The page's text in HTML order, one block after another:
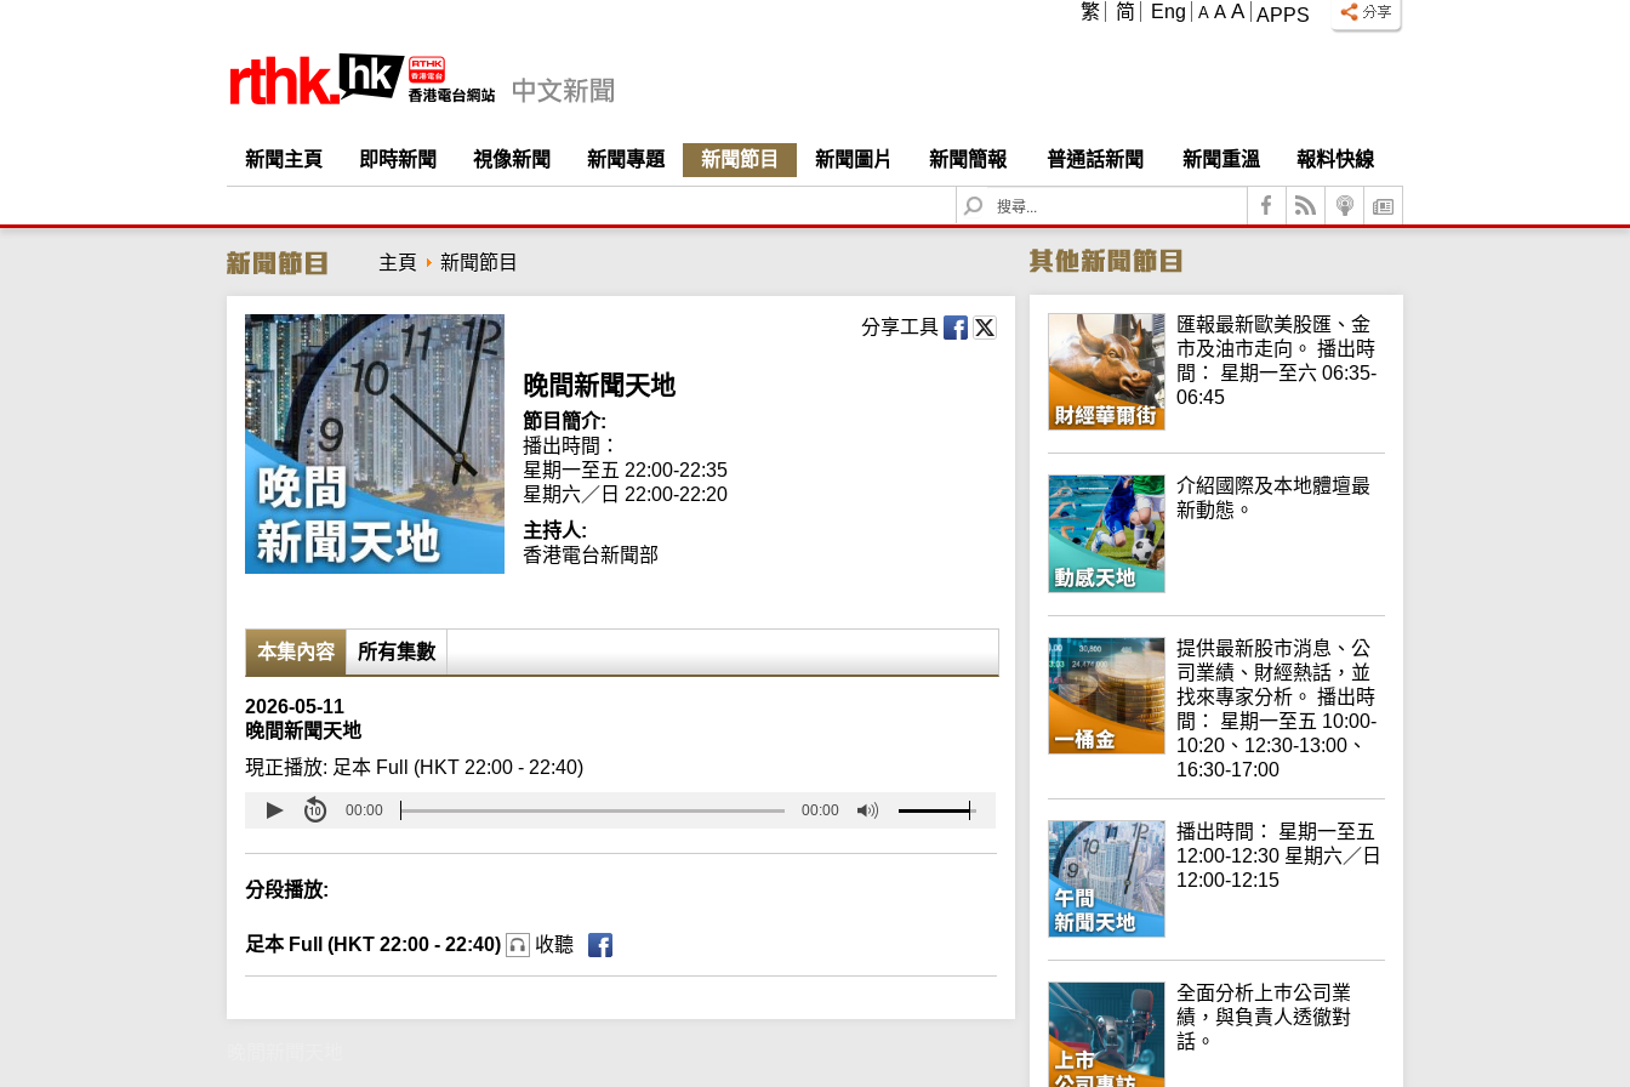
APPS
A A A
繁 简 Eng
新聞主頁 即時新聞 視像新聞 新聞專題 新聞節目 新聞圖片 新聞簡報 普通話新聞 新聞重溫
報料快線
S
e
c
h
主頁 新聞節目
分享工具
晚間新聞天地
節目簡介:
播出時間：
星期一至五 22:00-22:35
星期六／日 22:00-22:20
主持人:
香港電台新聞部
本集內容 所有集數
2026-05-11
晚間新聞天地
現正播放: 足本 Full (HKT 22:00 - 22:40)
00:00 00:00
分段播放:
足本 Full (HKT 22:00 - 22:40) 收聽
匯報最新歐美股匯、金
市及油市走向。 播出時
間： 星期一至六 06:35-
06:45
介紹國際及本地體壇最
新動態。
提供最新股市消息、公
司業績、財經熱話，並
找來專家分析。 播出時
間： 星期一至五 10:00-
10:20、12:30-13:00、
16:30-17:00
播出時間： 星期一至五
12:00-12:30 星期六／日
12:00-12:15
全面分析上巿公司業
績，與負責人透徹對
話。